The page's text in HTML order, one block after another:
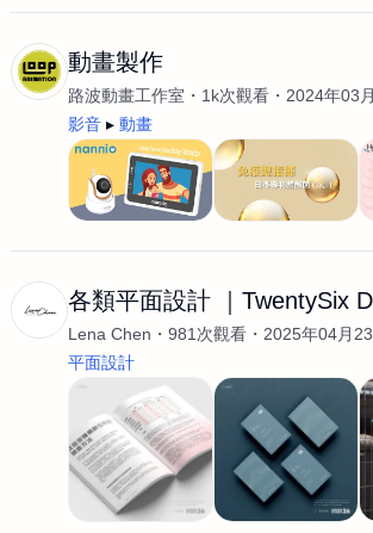
動畫製作
路波動畫工作室 1k次觀看
2024年03
影音
動畫
各類平面設計 ｜TwentySix
Lena Chen 981次觀看
2025年04月
平面設計